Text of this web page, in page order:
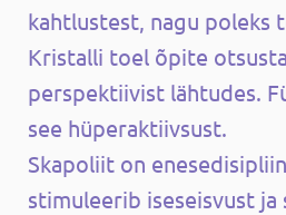
kahtlustest, nagu poleks
Kristalli toel õpite
perspektiivist lähtudes.
see hüperaktiivsust.
Skapoliit on
stimuleerib iseseisvust ja